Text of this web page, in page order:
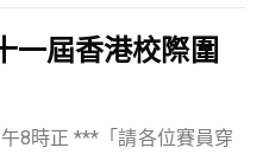
一屆香港校際圍
8時正 ***「請各位賽員穿